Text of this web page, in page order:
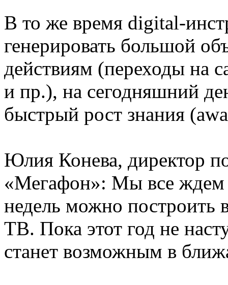
В то же время digital-
генерировать большой
действиям (переходы на
и пр.), на сегодняшний
быстрый рост знания
Юлия Конева, директор
«Мегафон»: Мы все ждем
недель можно построить
ТВ. Пока этот год не
станет возможным в